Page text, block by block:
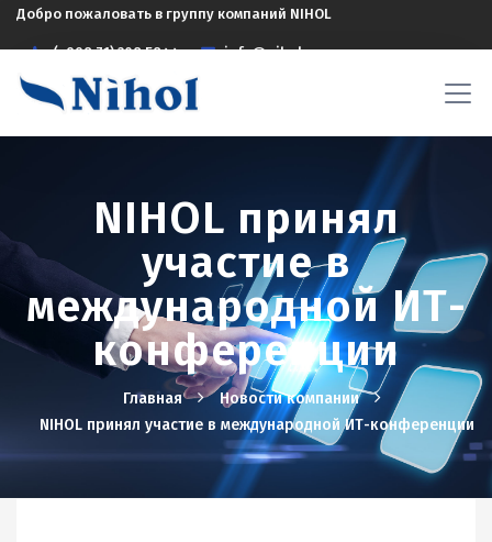
Добро пожаловать в группу компаний NIHOL
(+998 71) 208 5844 info@nihol.uz
NIHOL принял
участие в
международной ИТ-
конференции
Главная
Новости компании
NIHOL принял участие в международной ИТ-конференции